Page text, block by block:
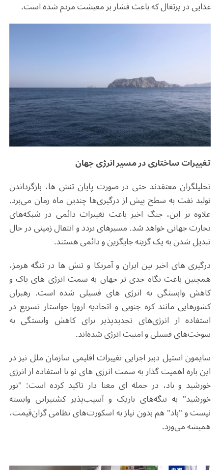
غذایی در پرتغال که باعث فشار بر معیشت مردم شده است.
تغییرات ساختاری در مسیر انرژی جهان
تحلیلگران معتقدند حتی در صورت پایان تنش ها، بازگرداندن
تولید نفت به سطح پیش از درگیری‌ها چندین ماه زمان می‌برد.
علاوه بر این، جنگ اخیر باعث تغییرات دائمی در شبکه‌های
تجارت جهانی خواهد شد. مسیرهای تردد و انتقال زمینی در حال
تبدیل شدن به یک گزینه جایگزین و دائمی هستند.
درگیری های اخیر بین ایران و آمریکا و تنش ها در تنگه هرمز،
همچنین باعث نگاه جدی تر جهان به سمت انرژی های پاک و
کاهش وابستگی به انرژی های فسیلی شده است. رهبران
کشورهایی مانند کره جنوبی و اتحادیه اروپا خواستار تسریع در
استفاده از انرژی‌های تجدیدپذیر برای کاهش وابستگی به
سوخت‌های فسیلی و امنیت انرژی شده‌اند.
سایمون استیل دبیر اجرایی تغییرات اقلیمی سازمان ملل نیز در
این باره اهمیت گذار به سمت انرژی های نو با استفاده از انرژی
خورشید و باد، در جمله ای معنا دار تاکید کرده است: "نور
خورشید" به تنگه‌های باریک و آسیب‌پذیر کشتیرانی وابسته
نیست و "باد" هم بدون نیاز به اسکورت‌های نظامی گران‌قیمت،
همیشه می‌وزد.